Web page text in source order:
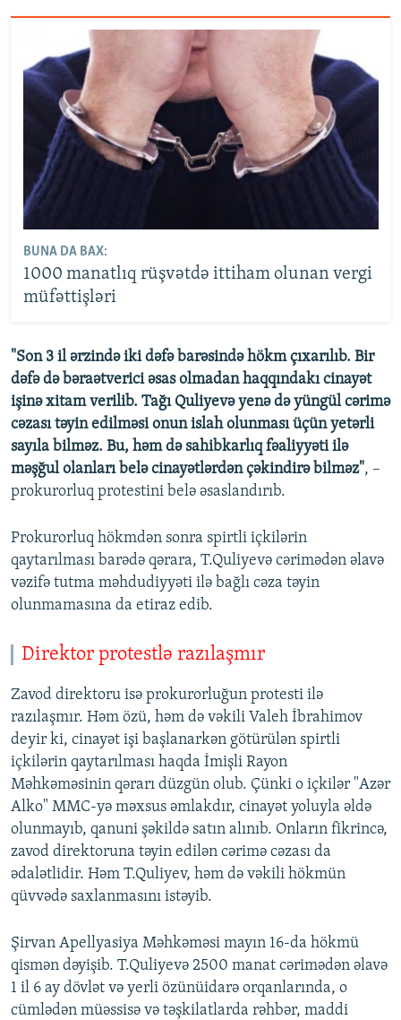
BUNA DA BAX:
1000 manatlıq rüşvətdə ittiham olunan vergi
müfəttişləri
"Son 3 il ərzində iki dəfə barəsində hökm çıxarılıb. Bir
dəfə də bəraətverici əsas olmadan haqqındakı cinayət
işinə xitam verilib. Tağı Quliyevə yenə də yüngül cərimə
cəzası təyin edilməsi onun islah olunması üçün yetərli
sayıla bilməz. Bu, həm də sahibkarlıq fəaliyyəti ilə
məşğul olanları belə cinayətlərdən çəkindirə bilməz", –
prokurorluq protestini belə əsaslandırıb.
Prokurorluq hökmdən sonra spirtli içkilərin
qaytarılması barədə qərara, T.Quliyevə cərimədən əlavə
vəzifə tutma məhdudiyyəti ilə bağlı cəza təyin
olunmamasına da etiraz edib.
Direktor protestlə razılaşmır
Zavod direktoru isə prokurorluğun protesti ilə
razılaşmır. Həm özü, həm də vəkili Valeh İbrahimov
deyir ki, cinayət işi başlanarkən götürülən spirtli
içkilərin qaytarılması haqda İmişli Rayon
Məhkəməsinin qərarı düzgün olub. Çünki o içkilər "Azər
Alko" MMC-yə məxsus əmlakdır, cinayət yoluyla əldə
olunmayıb, qanuni şəkildə satın alınıb. Onların fikrincə,
zavod direktoruna təyin edilən cərimə cəzası da
ədalətlidir. Həm T.Quliyev, həm də vəkili hökmün
qüvvədə saxlanmasını istəyib.
Şirvan Apellyasiya Məhkəməsi mayın 16-da hökmü
qismən dəyişib. T.Quliyevə 2500 manat cərimədən əlavə
1 il 6 ay dövlət və yerli özünüidarə orqanlarında, o
cümlədən müəssisə və təşkilatlarda rəhbər, maddi